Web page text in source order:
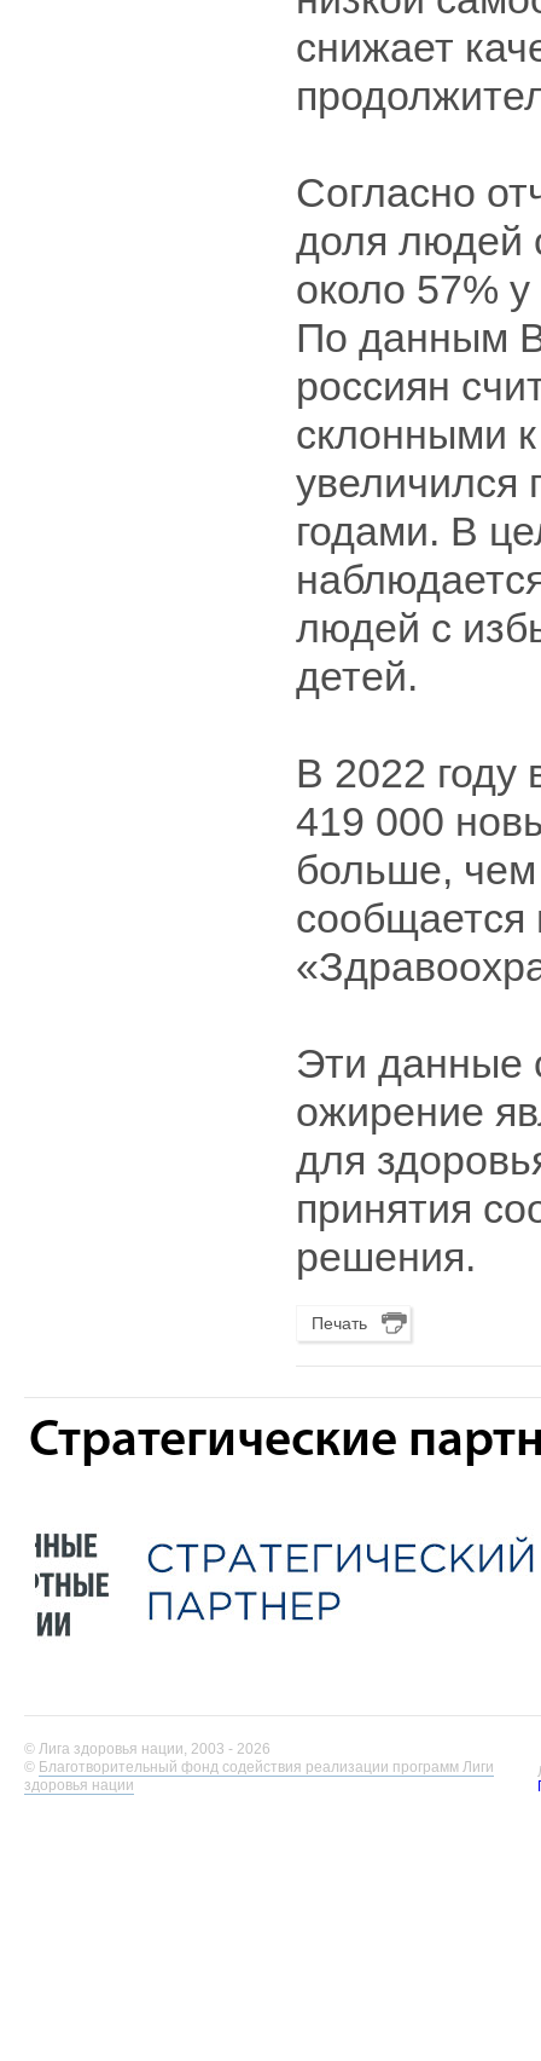
снижает
Согласно
доля людей
около 57%
По данным
россиян
склонными
годами. В
людей с
детей.
В 2022 году
419 000
больше,
сообщается
Эти данные
ожирение
для
принятия
решения.
Печать
Стратегические
© Лига здоровья нации, 2003 - 2026
© Благотворительный фонд содействия реализации программ Лиги
здоровья нации